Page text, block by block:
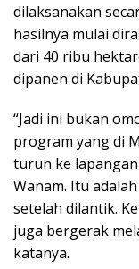
dilaksanakan
hasilnya mulai
dari 40 ribu
dipanen di
“Jadi ini bukan
program yang di
turun ke
Wanam. Itu
setelah dilantik.
juga bergerak
katanya.